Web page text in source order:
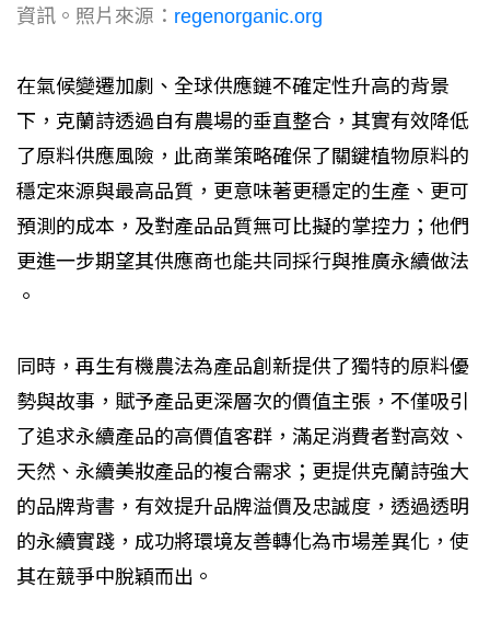
資訊。照片來源： regenorganic.org
在氣候變遷加劇、全球供應鏈不確定性升高的背景
下，克蘭詩透過自有農場的垂直整合，其實有效降低
了原料供應風險，此商業策略確保了關鍵植物原料的
穩定來源與最高品質，更意味著更穩定的生產、更可
預測的成本，及對產品品質無可比擬的掌控力；他們
更進一步期望其供應商也能共同採行與推廣永續做法
。
同時，再生有機農法為產品創新提供了獨特的原料優
勢與故事，賦予產品更深層次的價值主張，不僅吸引
了追求永續產品的高價值客群，滿足消費者對高效、
天然、永續美妝產品的複合需求；更提供克蘭詩強大
的品牌背書，有效提升品牌溢價及忠誠度，透過透明
的永續實踐，成功將環境友善轉化為市場差異化，使
其在競爭中脫穎而出。